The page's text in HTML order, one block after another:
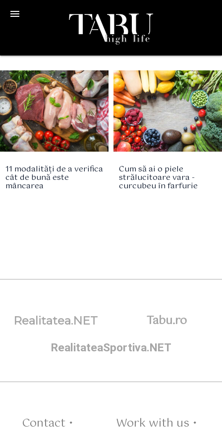
menu
11 modalități de a verifica
cât de bună este
mâncarea
Cum să ai o piele
strălucitoare vara -
curcubeu în farfurie
Realitatea.NET Tabu.ro
RealitateaSportiva.NET
Contact • Work with us •